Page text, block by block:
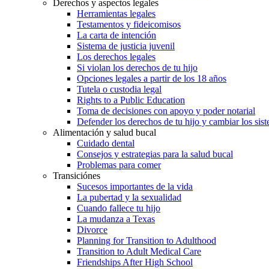
Derechos y aspectos legales
Herramientas legales
Testamentos y fideicomisos
La carta de intención
Sistema de justicia juvenil
Los derechos legales
Si violan los derechos de tu hijo
Opciones legales a partir de los 18 años
Tutela o custodia legal
Rights to a Public Education
Toma de decisiones con apoyo y poder notarial
Defender los derechos de tu hijo y cambiar los
Alimentación y salud bucal
Cuidado dental
Consejos y estrategias para la salud bucal
Problemas para comer
Transiciónes
Sucesos importantes de la vida
La pubertad y la sexualidad
Cuando fallece tu hijo
La mudanza a Texas
Divorce
Planning for Transition to Adulthood
Transition to Adult Medical Care
Friendships After High School